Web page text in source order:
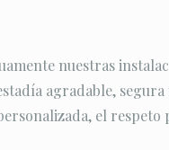
nuestras
agradable, segura
el